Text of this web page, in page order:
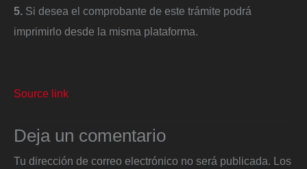
5. Si desea el comprobante de este trámite podrá
imprimirlo desde la misma plataforma.
Source link
Deja un comentario
Tu dirección de correo electrónico no será publicada. Los